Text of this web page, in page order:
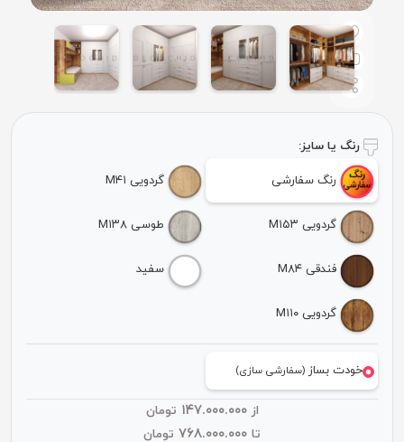
رنگ یا سایز:
رنگ سفارشی گردویی M۴۱
گردویی M۱۵۳ طوسی M۱۳۸
فندقی M۸۴ سفید
گردویی M۱۱۰
خودت بساز(سفارشی سازی)
از ۱۴۷.۰۰۰.۰۰۰
تومان
تا
تومان